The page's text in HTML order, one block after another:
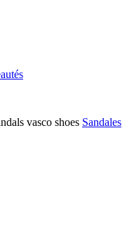
Sandales